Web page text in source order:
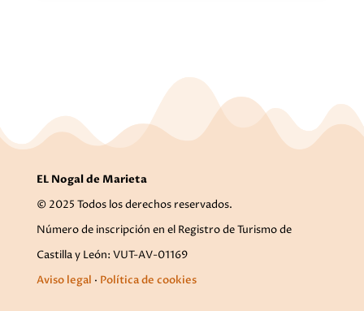
EL Nogal de Marieta
© 2025 Todos los derechos reservados.
Número de inscripción en el Registro de Turismo de
Castilla y León: VUT-AV-01169
Aviso legal · Política de cookies